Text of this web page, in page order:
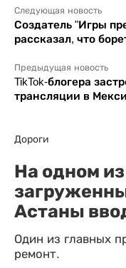
Следующая новость
Создатель "Игры
рассказал, что
Предыдущая новость
TikTok-блогера
трансляции в
Дороги
На одном
Астаны
Один из главных
ремонт.